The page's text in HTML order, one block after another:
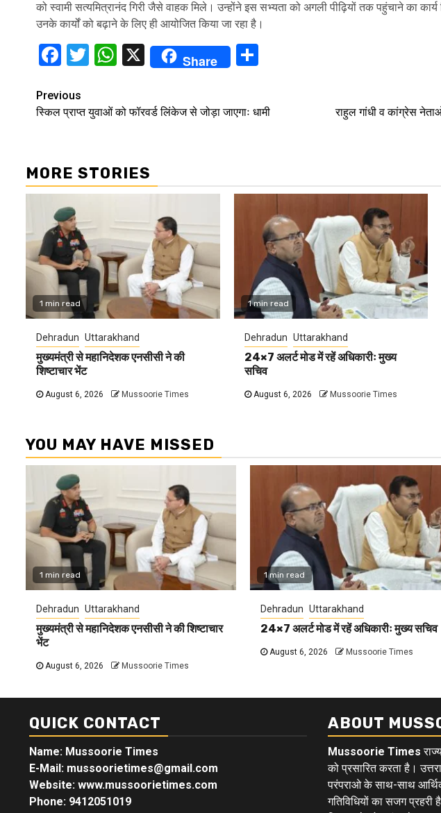
को स्वामी सत्यमित्रानंद गिरी जैसे वाहक मिले। उन्होंने इस सभ्यता को अगली पीढ़ियों तक पहुंचाने का
उनके कार्यों को बढ़ाने के लिए ही आयोजित किया जा रहा है।
Facebook
Twitter
WhatsApp
X Share
Continue
Reading
Previous
स्किल प्राप्त युवाओं को फॉरवर्ड लिंकेज से जोड़ा जाएगाः धामी
राहुल गांधी व कांग्रेस
MORE STORIES
1 min read
Dehradun Uttarakhand
मुख्यमंत्री से महानिदेशक एनसीसी ने की
शिष्टाचार भेंट
August 6, 2026 Mussoorie Times
1 min read
Dehradun Uttarakhand
24×7 अलर्ट मोड में रहें अधिकारीः मुख्य
सचिव
August 6, 2026 Mussoorie Times
YOU MAY HAVE MISSED
1 min read
Dehradun Uttarakhand
मुख्यमंत्री से महानिदेशक एनसीसी ने की शिष्टाचार
भेंट
August 6, 2026 Mussoorie Times
1 min read
Dehradun Uttarakhand
24×7 अलर्ट मोड में रहें अधिकारीः मुख्य सचिव
August 6, 2026 Mussoorie Times
QUICK CONTACT
Name: Mussoorie Times
E-Mail: mussoorietimes@gmail.com
Website: www.mussoorietimes.com
Phone: 9412051019
ABOUT
Mussoorie Times
को प्रसारित करता है।
परंपराओ के साथ-साथ
गतिविधियों का सजग प्रहरी